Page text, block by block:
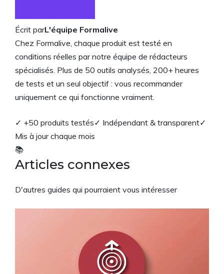
Écrit parL'équipe Formalive
Chez Formalive, chaque produit est testé en
conditions réelles par notre équipe de rédacteurs
spécialisés. Plus de 50 outils analysés, 200+ heures
de tests et un seul objectif : vous recommander
uniquement ce qui fonctionne vraiment.
✓ +50 produits testés✓ Indépendant & transparent✓
Mis à jour chaque mois
📚
Articles connexes
D'autres guides qui pourraient vous intéresser